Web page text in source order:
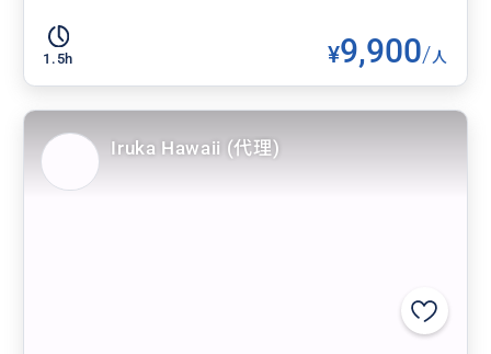
1.5h ¥9,900/人
Iruka Hawaii (代理)